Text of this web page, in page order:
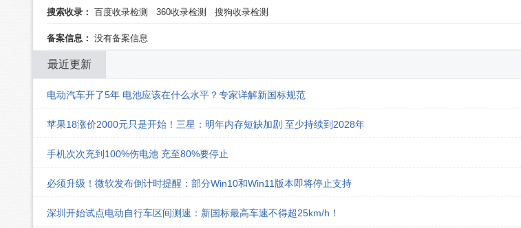
搜索收录： 百度收录检测 360收录检测 搜狗收录检测
备案信息： 没有备案信息
最近更新
电动汽车开了5年 电池应该在什么水平？专家详解新国标规范
苹果18涨价2000元只是开始！三星：明年内存短缺加剧 至少持续到2028年
手机次次充到100%伤电池 充至80%要停止
必须升级！微软发布倒计时提醒：部分Win10和Win11版本即将停止支持
深圳开始试点电动自行车区间测速：新国标最高车速不得超25km/h！